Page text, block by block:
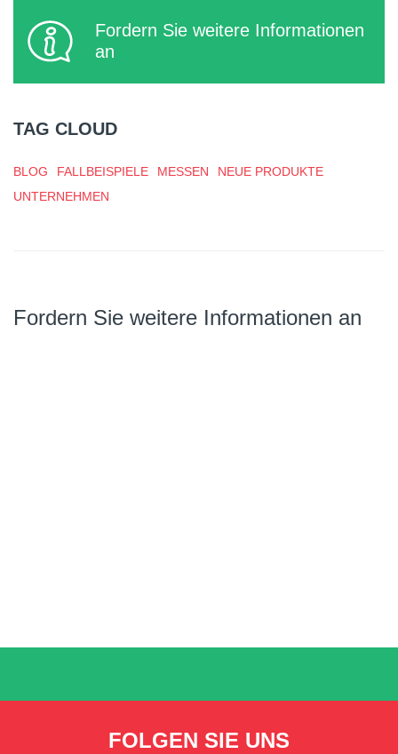
Fordern Sie weitere Informationen
an
TAG CLOUD
BLOG FALLBEISPIELE MESSEN
NEUE PRODUKTE
UNTERNEHMEN
Fordern Sie weitere Informationen an
FOLGEN SIE UNS